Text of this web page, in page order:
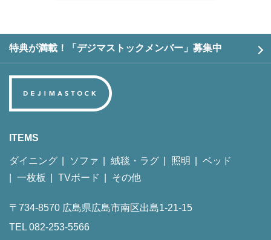
特典が満載！「デジマストックメンバー」募集中
ITEMS
ダイニング ソファ 絨毯・ラグ 照明
ベッド
一枚板
TVボード その他
〒734-8570 広島県広島市南区出島1-21-15
TEL 082-253-5566